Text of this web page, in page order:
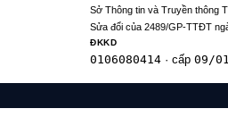
Sở Thông tin và Truyền thông
Sửa đổi của 2489/GP-TTĐT
ĐKKD
0106080414· cấp 09/